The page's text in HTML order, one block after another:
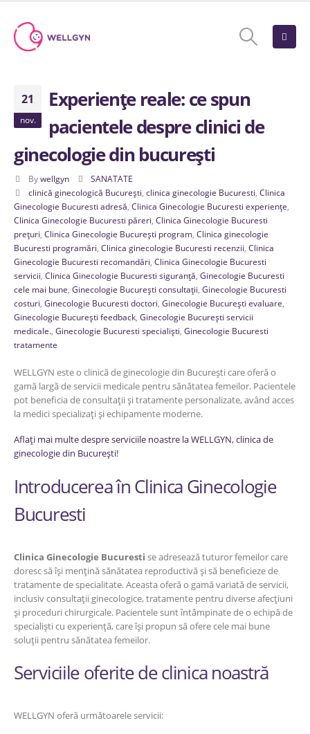
21
nov.
Experiențe reale: ce spun
pacientele despre clinici de
ginecologie din bucurești
By wellgyn
SANATATE
clinică ginecologică București clinica ginecologie Bucuresti Clinica
Ginecologie Bucuresti adresă Clinica Ginecologie Bucuresti experiențe
Clinica Ginecologie Bucuresti păreri Clinica Ginecologie Bucuresti
prețuri Clinica Ginecologie București program Clinica ginecologie
Bucuresti programări Clinica ginecologie Bucuresti recenzii Clinica
Ginecologie Bucuresti recomandări Clinica Ginecologie Bucuresti
servicii Clinica Ginecologie Bucuresti siguranță Ginecologie Bucuresti
cele mai bune Ginecologie București consultații Ginecologie Bucuresti
costuri Ginecologie Bucuresti doctori Ginecologie București evaluare
Ginecologie București feedback Ginecologie București servicii
medicale. Ginecologie Bucuresti specialiști Ginecologie Bucuresti
tratamente
WELLGYN este o clinică de ginecologie din București care oferă o
gamă largă de servicii medicale pentru sănătatea femeilor. Pacientele
pot beneficia de consultații și tratamente personalizate, având acces
la medici specializați și echipamente moderne.
Aflați mai multe despre serviciile noastre la WELLGYN, clinica de
ginecologie din București!
Introducerea în Clinica Ginecologie
Bucuresti
Clinica Ginecologie Bucuresti se adresează tuturor femeilor care
doresc să își mențină sănătatea reproductivă și să beneficieze de
tratamente de specialitate. Aceasta oferă o gamă variată de servicii,
inclusiv consultații ginecologice, tratamente pentru diverse afecțiuni
și proceduri chirurgicale. Pacientele sunt întâmpinate de o echipă de
specialiști cu experiență, care își propun să ofere cele mai bune
soluții pentru sănătatea femeilor.
Serviciile oferite de clinica noastră
WELLGYN oferă următoarele servicii: